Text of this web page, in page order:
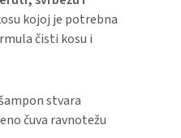
kojoj je potrebna
čisti kosu i
stvara
čuva ravnotežu